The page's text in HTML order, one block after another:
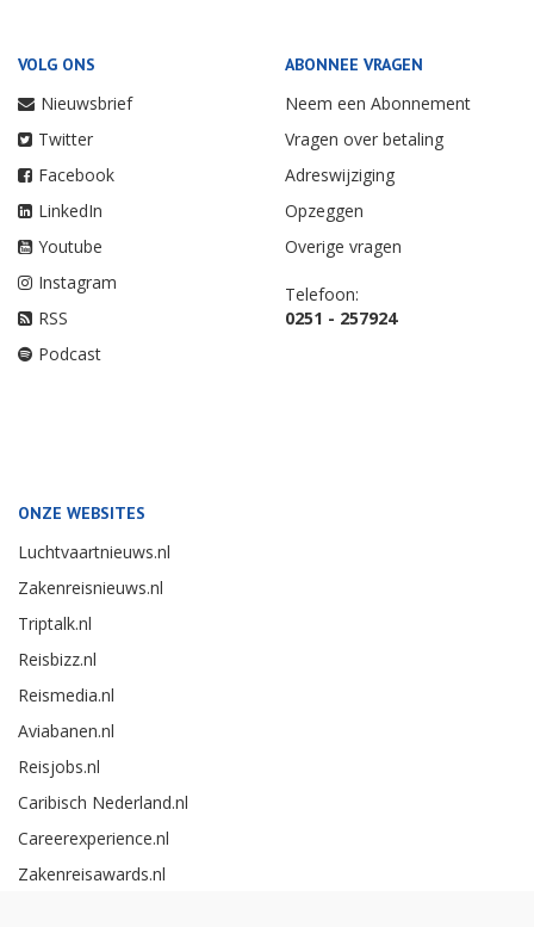
VOLG ONS
Nieuwsbrief
Twitter
Facebook
LinkedIn
Youtube
Instagram
RSS
Podcast
ABONNEE VRAGEN
Neem een Abonnement
Vragen over betaling
Adreswijziging
Opzeggen
Overige vragen
Telefoon:
0251 - 257924
ONZE WEBSITES
Luchtvaartnieuws.nl
Zakenreisnieuws.nl
Triptalk.nl
Reisbizz.nl
Reismedia.nl
Aviabanen.nl
Reisjobs.nl
Caribisch Nederland.nl
Careerexperience.nl
Zakenreisawards.nl